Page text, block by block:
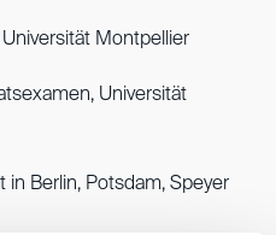
Montpellier
Universität
in Berlin, Potsdam, Speyer